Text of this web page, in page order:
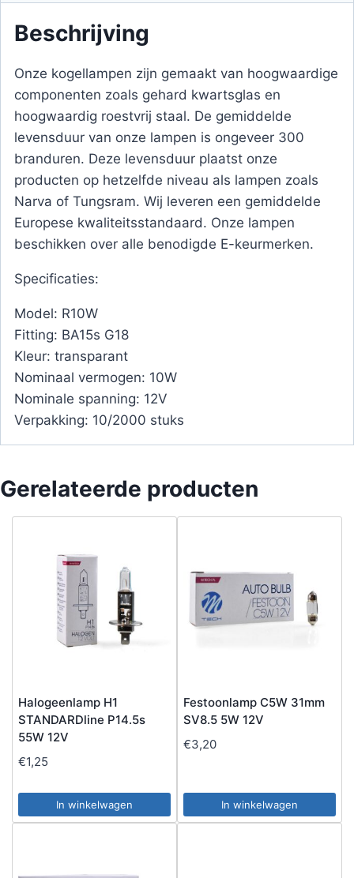
Beschrijving
Onze kogellampen zijn gemaakt van hoogwaardige
componenten zoals gehard kwartsglas en
hoogwaardig roestvrij staal. De gemiddelde
levensduur van onze lampen is ongeveer 300
branduren. Deze levensduur plaatst onze
producten op hetzelfde niveau als lampen zoals
Narva of Tungsram. Wij leveren een gemiddelde
Europese kwaliteitsstandaard. Onze lampen
beschikken over alle benodigde E-keurmerken.
Specificaties:
Model: R10W
Fitting: BA15s G18
Kleur: transparant
Nominaal vermogen: 10W
Nominale spanning: 12V
Verpakking: 10/2000 stuks
Gerelateerde producten
Halogeenlamp H1
STANDARDline P14.5s
55W 12V
€1,25
In winkelwagen
Festoonlamp C5W 31mm
SV8.5 5W 12V
€3,20
In winkelwagen